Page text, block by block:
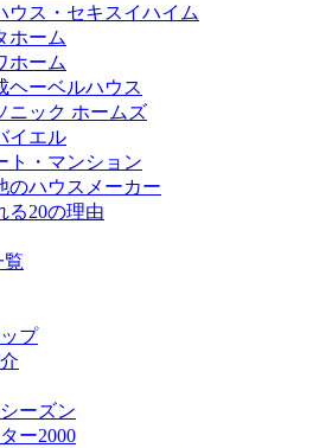
ウス・セキスイハイム
ホーム
ホーム
ヘーベルハウス
ニック ホームズ
イエル
ト・マンション
のハウスメーカー
る20の理由
覧
プ
ーズン
ー2000